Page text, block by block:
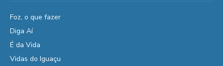
Foz, o que fazer
Diga Aí
É da Vida
Vidas do Iguaçu